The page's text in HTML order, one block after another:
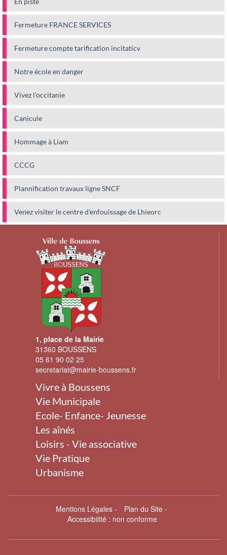
Fermeture FRANCE SERVICES
Fermeture compte tarification incitaticv
Notre école en danger
Vivez l'occitanie
Canicule
Hommage à Liam
CCCG
Plannification travaux ligne SNCF
Venez visiter le centre d'enfouissage de Lhieorc
1, place de la Mairie
31360 BOUSSENS
05 61 90 02 25
secretariat@mairie-boussens.fr
Vivre à Boussens
Vie Municipale
Ecole- Enfance- Jeunesse
Les aînés
Loisirs - Vie associative
Vie Pratique
Urbanisme
Mentions Légales- Plan du Site-
Accessibilité : non conforme